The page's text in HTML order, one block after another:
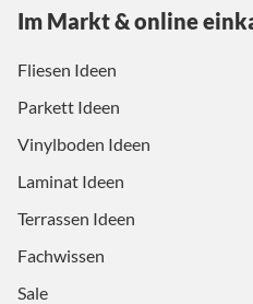
Im Markt & online
Fliesen Ideen
Parkett Ideen
Vinylboden Ideen
Laminat Ideen
Terrassen Ideen
Fachwissen
Sale